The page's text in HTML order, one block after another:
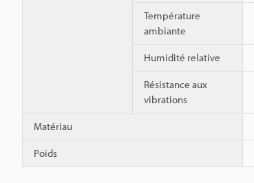
Température
ambiante
Humidité relative
Résistance aux
vibrations
Matériau
Poids